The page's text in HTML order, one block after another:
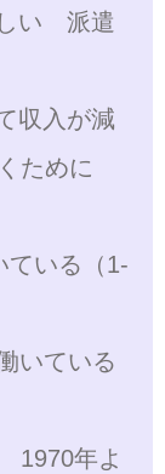
い 派遣
収入が減
ために
ている（1-
いている
1970年よ